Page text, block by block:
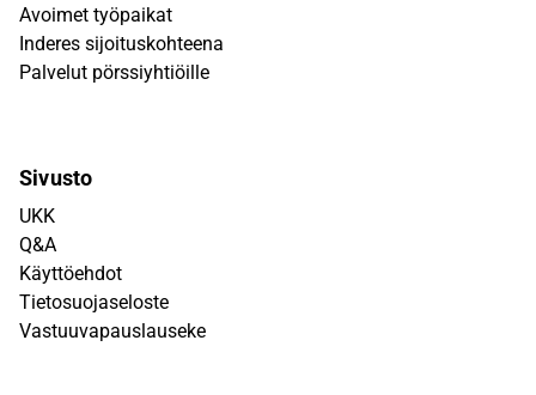
Avoimet työpaikat
Inderes sijoituskohteena
Palvelut pörssiyhtiöille
Sivusto
UKK
Q&A
Käyttöehdot
Tietosuojaseloste
Vastuuvapauslauseke